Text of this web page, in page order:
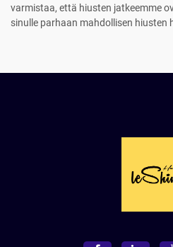
varmistaa, että hiusten jatkeemme
sinulle parhaan mahdollisen hiusten